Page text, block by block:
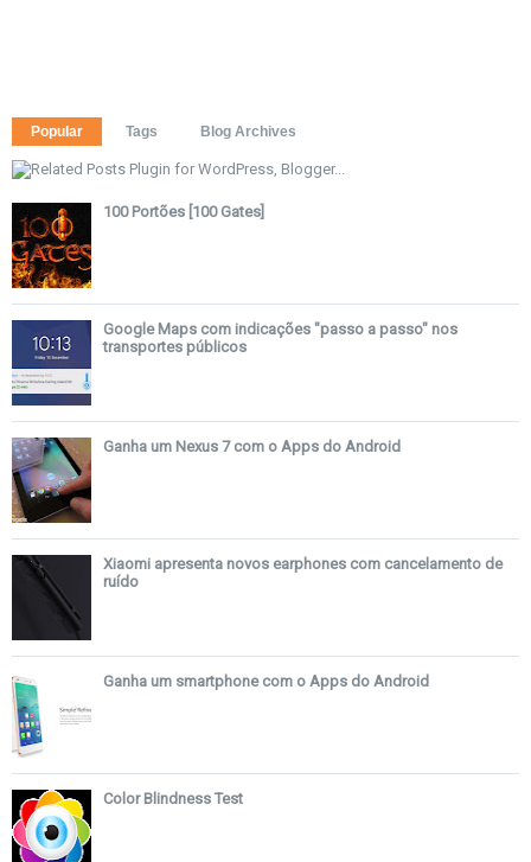
Popular Tags Blog Archives
100 Portões [100 Gates]
Google Maps com indicações "passo a passo" nos
transportes públicos
Ganha um Nexus 7 com o Apps do Android
Xiaomi apresenta novos earphones com cancelamento de
ruído
Ganha um smartphone com o Apps do Android
Color Blindness Test